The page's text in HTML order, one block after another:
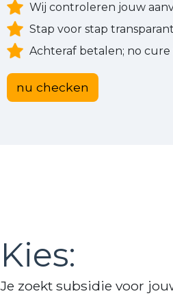
Wij controleren jouw
Stap voor stap transparant
Achteraf betalen; no cure
nu checken
Kies:
Je zoekt subsidie voor